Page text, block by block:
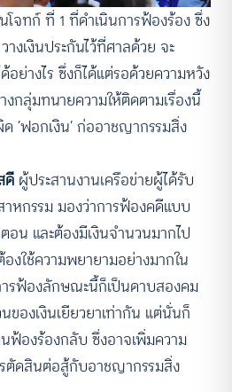
จทก์ ที่ 1 ที่ดำเนินการฟ้องร้อง ซึ่ง
งเงินประกันไว้ที่ศาลด้วย จะ
อย่างไร ซึ่งก็ได้แต่รอด้วยความหวัง
งกลุ่มทนายความให้ติดตามเรื่องนี้
‘ฟอกเงิน’ ก่ออาชญากรรมสิ่ง
ดี ผู้ประสานงานเครือข่ายผู้ได้รับ
หกรรม มองว่าการฟ้องคดีแบบ
น และต้องมีเงินจำนวนมากไป
งใช้ความพยายามอย่างมากใน
รฟ้องลักษณะนี้ก็เป็นดาบสองคม
ของเงินเยียวยาเท่ากัน แต่นั่นก็
ฟ้องร้องกลับ ซึ่งอาจเพิ่มความ
ตัดสินต่อสู้กับอาชญากรรมสิ่ง